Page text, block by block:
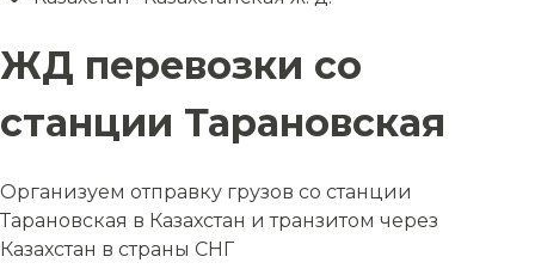
ЖД перевозки со
станции Тарановская
Организуем отправку грузов со станции
Тарановская в Казахстан и транзитом через
Казахстан в страны СНГ